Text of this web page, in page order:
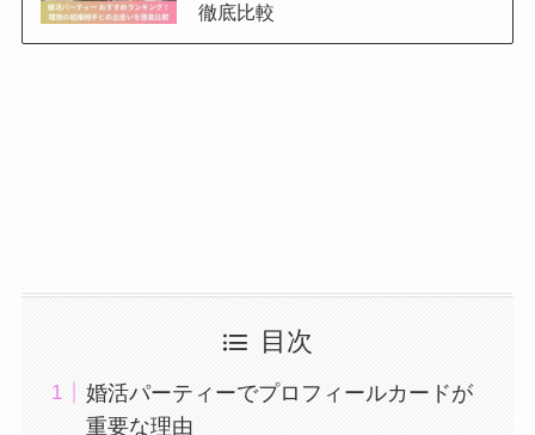
徹底比較
目次
婚活パーティーでプロフィールカードが
重要な理由